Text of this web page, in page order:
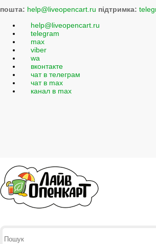
пошта: help@liveopencart.ru підтримка:
help@liveopencart.ru
telegram
max
viber
wa
вконтакте
чат в телеграм
чат в max
канал в max